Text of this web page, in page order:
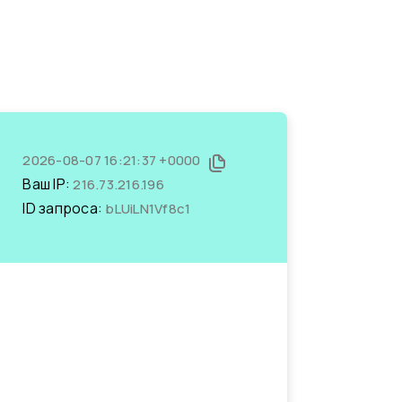
2026-08-07 16:21:37 +0000
Ваш IP:216.73.216.196
ID запроса: bLUiLN1Vf8c1